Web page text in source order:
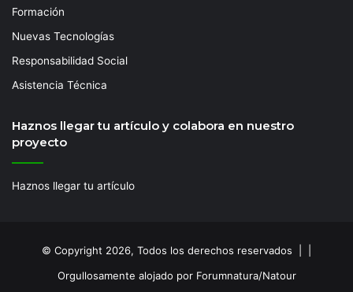
Formación
Nuevas Tecnologías
Responsabilidad Social
Asistencia Técnica
Haznos llegar tu artículo y colabora en nuestro
proyecto
Haznos llegar tu artículo
© Copyright 2026, Todos los derechos reservados | |
Orgullosamente alojado por Forumnatura/Natour